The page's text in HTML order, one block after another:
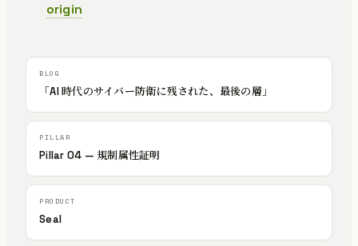
origin
「AI 時代のサイバー防衛に残された、最後の層」
Pillar 04 — 規制属性証明
Seal